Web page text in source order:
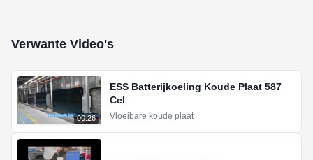
Verwante Video's
00:26
ESS Batterijkoeling Koude Plaat 587
Cel
Vloeibare koude plaat